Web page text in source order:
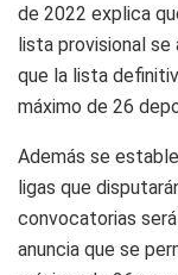
de 2022 explica
lista provisional
que la lista
máximo de 26
Además se
ligas que
convocatorias
anuncia que se